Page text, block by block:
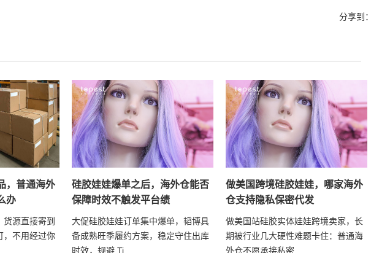
分享到：
，普通海外
办
源直接寄到
，不用经过你
硅胶娃娃爆单之后，海外仓能否
保障时效不触发平台绩
大促硅胶娃娃订单集中爆单，韬博具
备成熟旺季履约方案，稳定守住出库
时效，规避 Ti...
做美国跨境硅胶娃娃，哪家海外
仓支持隐私保密代发
做美国站硅胶实体娃娃跨境卖家，长
期被行业几大硬性难题卡住：普通海
外仓不愿承接私密...